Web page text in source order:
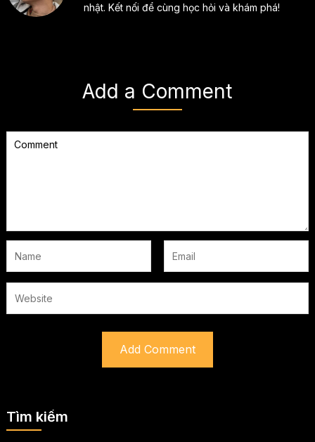
nhật. Kết nối để cùng học hỏi và khám phá!
Add a Comment
Tìm kiếm